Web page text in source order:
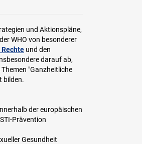
und Aktionspläne,
WHO von besonderer
und den
darauf ab,
"Ganzheitliche
bilden.
der europäischen
Prävention
Gesundheit